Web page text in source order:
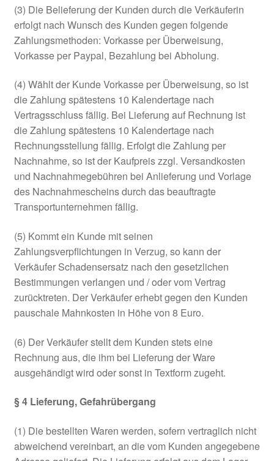
(3) Die Belieferung der Kunden durch die Verkäuferin
erfolgt nach Wunsch des Kunden gegen folgende
Zahlungsmethoden: Vorkasse per Überweisung,
Vorkasse per Paypal, Bezahlung bei Abholung.
(4) Wählt der Kunde Vorkasse per Überweisung, so ist
die Zahlung spätestens 10 Kalendertage nach
Vertragsschluss fällig. Bei Lieferung auf Rechnung ist
die Zahlung spätestens 10 Kalendertage nach
Rechnungsstellung fällig. Erfolgt die Zahlung per
Nachnahme, so ist der Kaufpreis zzgl. Versandkosten
und Nachnahmegebühren bei Anlieferung und Vorlage
des Nachnahmescheins durch das beauftragte
Transportunternehmen fällig.
(5) Kommt ein Kunde mit seinen
Zahlungsverpflichtungen in Verzug, so kann der
Verkäufer Schadensersatz nach den gesetzlichen
Bestimmungen verlangen und / oder vom Vertrag
zurücktreten. Der Verkäufer erhebt gegen den Kunden
pauschale Mahnkosten in Höhe von 8 Euro.
(6) Der Verkäufer stellt dem Kunden stets eine
Rechnung aus, die ihm bei Lieferung der Ware
ausgehändigt wird oder sonst in Textform zugeht.
§ 4 Lieferung, Gefahrübergang
(1) Die bestellten Waren werden, sofern vertraglich nicht
abweichend vereinbart, an die vom Kunden angegebene